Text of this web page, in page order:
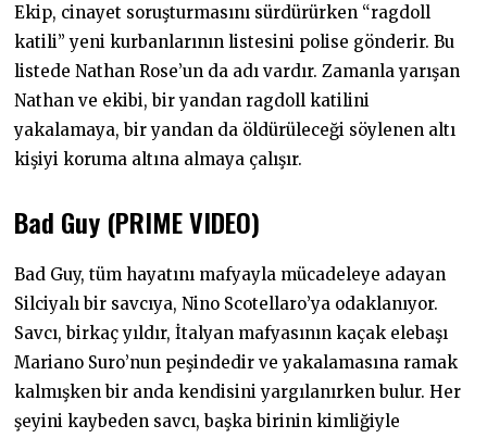
Ekip, cinayet soruşturmasını sürdürürken “ragdoll
katili” yeni kurbanlarının listesini polise gönderir. Bu
listede Nathan Rose’un da adı vardır. Zamanla yarışan
Nathan ve ekibi, bir yandan ragdoll katilini
yakalamaya, bir yandan da öldürüleceği söylenen altı
kişiyi koruma altına almaya çalışır.
Bad Guy (PRIME VIDEO)
Bad Guy, tüm hayatını mafyayla mücadeleye adayan
Silciyalı bir savcıya, Nino Scotellaro’ya odaklanıyor.
Savcı, birkaç yıldır, İtalyan mafyasının kaçak elebaşı
Mariano Suro’nun peşindedir ve yakalamasına ramak
kalmışken bir anda kendisini yargılanırken bulur. Her
şeyini kaybeden savcı, başka birinin kimliğiyle